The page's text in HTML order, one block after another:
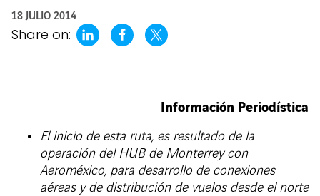
18 JULIO 2014
Share on:
Información Periodística
El inicio de esta ruta, es resultado de la
operación del HUB de Monterrey con
Aeroméxico, para desarrollo de conexiones
aéreas y de distribución de vuelos desde el norte